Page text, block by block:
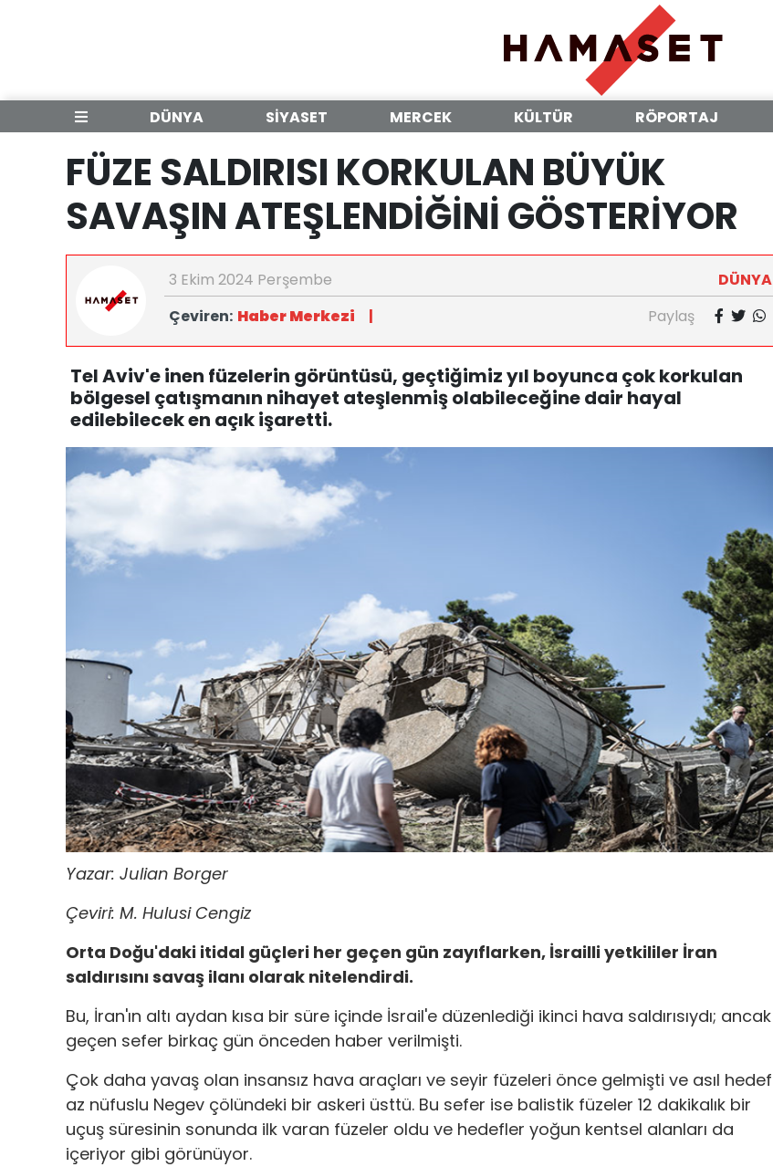
DÜNYA SİYASET MERCEK KÜLTÜR RÖPORTAJ
FÜZE SALDIRISI KORKULAN BÜYÜK
SAVAŞIN ATEŞLENDİĞİNİ GÖSTERİYOR
3 Ekim 2024 Perşembe
DÜNYA
Çeviren: Haber Merkezi | Paylaş
Tel Aviv'e inen füzelerin görüntüsü, geçtiğimiz yıl boyunca çok korkulan
bölgesel çatışmanın nihayet ateşlenmiş olabileceğine dair hayal
edilebilecek en açık işaretti.
Yazar: Julian Borger
Çeviri: M. Hulusi Cengiz
Orta Doğu'daki itidal güçleri her geçen gün zayıflarken, İsrailli yetkililer İran
saldırısını savaş ilanı olarak nitelendirdi.
Bu, İran'ın altı aydan kısa bir süre içinde İsrail'e düzenlediği ikinci hava saldırısıydı; ancak
geçen sefer birkaç gün önceden haber verilmişti.
Çok daha yavaş olan insansız hava araçları ve seyir füzeleri önce gelmişti ve asıl hedef
az nüfuslu Negev çölündeki bir askeri üsttü. Bu sefer ise balistik füzeler 12 dakikalık bir
uçuş süresinin sonunda ilk varan füzeler oldu ve hedefler yoğun kentsel alanları da
içeriyor gibi görünüyor.